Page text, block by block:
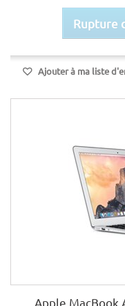
Rupture
Ajouter à ma liste
Apple MacBook